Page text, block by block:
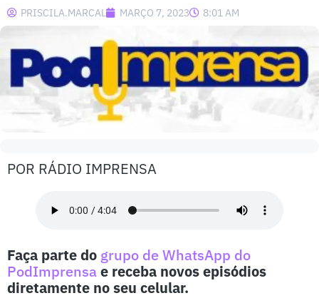
PRISCILA.MARCAL MARÇO 7, 2023 8:01 AM
POR RÁDIO IMPRENSA
Faça parte do grupo de WhatsApp do
PodImprensae receba novos episódios
diretamente no seu celular.